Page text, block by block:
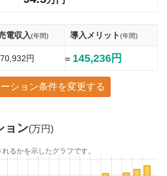
電収入(年間) 導入メリット(年間)
円 = 145,236円
ション条件を変更する
ョン(万円)
るかを示したグラフです。